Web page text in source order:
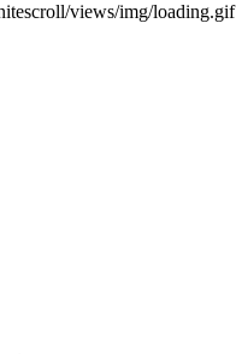
views/img/loading.gif